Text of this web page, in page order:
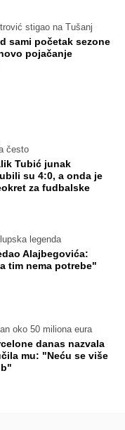
stigao na Tušanj
sami početak sezone
pojačanje
često
Tubić junak
su 4:0, a onda je
za fudbalske
legenda
Alajbegovića:
tim nema potrebe"
oko 50 miliona eura
danas nazvala
mu: "Neću se više